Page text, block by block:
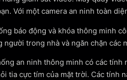
Với một camera an ninh toàn
báo động và khóa thông minh
người trong nhà và ngăn chặn các
an ninh thông minh có các tính
tia cực tím của mặt trời. Các